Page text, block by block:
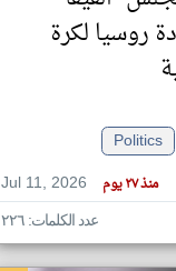
روسيا لكرة
Politics
Jul 11, 2026
منذ ٢٧ يوم
عدد الكلمات: ٢٢٦